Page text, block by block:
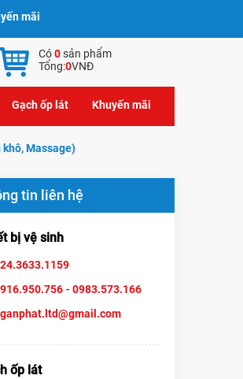
mãi
Có0sản phẩm
Tổng:0VNĐ
Gạch ốp lát Khuyến mãi
Massage)
tin liên hệ
bị vệ sinh
- 0983.573.166
ốp lát